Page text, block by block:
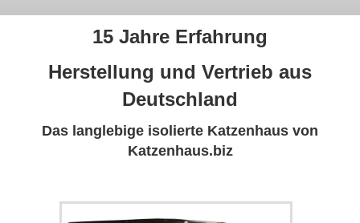
15 Jahre Erfahrung
Herstellung und Vertrieb aus
Deutschland
Das langlebige isolierte Katzenhaus von
Katzenhaus.biz